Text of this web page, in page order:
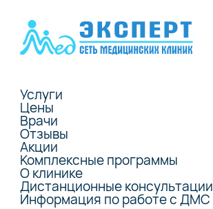
Услуги
Цены
Врачи
Отзывы
Акции
Комплексные программы
О клинике
Дистанционные консультации
Информация по работе с ДМС